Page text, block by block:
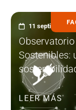
11 septiembre,
Sostenibles:
LEER MÁS